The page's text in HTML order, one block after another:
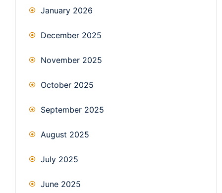
January 2026
December 2025
November 2025
October 2025
September 2025
August 2025
July 2025
June 2025